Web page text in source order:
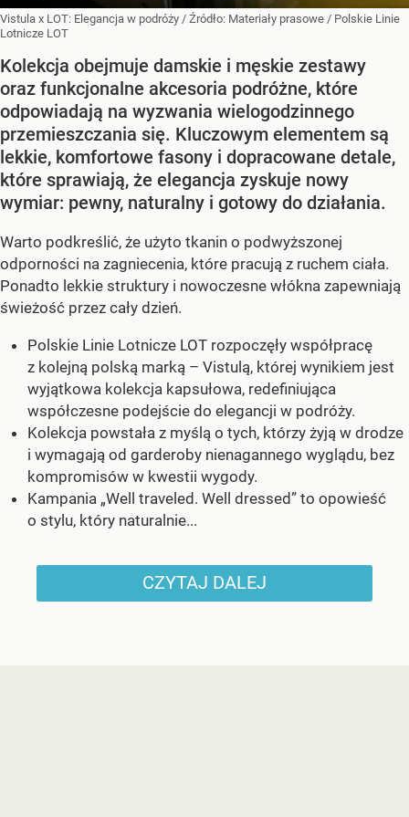
Vistula x LOT: Elegancja w podróży / Źródło: Materiały prasowe / Polskie Linie
Lotnicze LOT
Kolekcja obejmuje damskie i męskie zestawy
oraz funkcjonalne akcesoria podróżne, które
odpowiadają na wyzwania wielogodzinnego
przemieszczania się. Kluczowym elementem są
lekkie, komfortowe fasony i dopracowane detale,
które sprawiają, że elegancja zyskuje nowy
wymiar: pewny, naturalny i gotowy do działania.
Warto podkreślić, że użyto tkanin o podwyższonej
odporności na zagniecenia, które pracują z ruchem ciała.
Ponadto lekkie struktury i nowoczesne włókna zapewniają
świeżość przez cały dzień.
Polskie Linie Lotnicze LOT rozpoczęły współpracę
z kolejną polską marką – Vistulą, której wynikiem jest
wyjątkowa kolekcja kapsułowa, redefiniująca
współczesne podejście do elegancji w podróży.
Kolekcja powstała z myślą o tych, którzy żyją w drodze
i wymagają od garderoby nienagannego wyglądu, bez
kompromisów w kwestii wygody.
Kampania „Well traveled. Well dressed” to opowieść
o stylu, który naturalnie...
CZYTAJ DALEJ